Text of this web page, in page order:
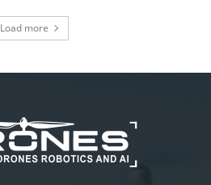
Load more